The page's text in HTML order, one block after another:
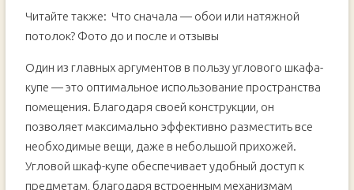
Читайте также: Что сначала — обои или натяжной
потолок? Фото до и после и отзывы
Один из главных аргументов в пользу углового шкафа-
купе — это оптимальное использование пространства
помещения. Благодаря своей конструкции, он
позволяет максимально эффективно разместить все
необходимые вещи, даже в небольшой прихожей.
Угловой шкаф-купе обеспечивает удобный доступ к
предметам, благодаря встроенным механизмам